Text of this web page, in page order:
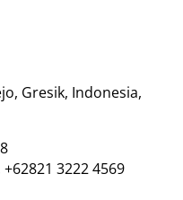
Gresik, Indonesia,
3222 4569